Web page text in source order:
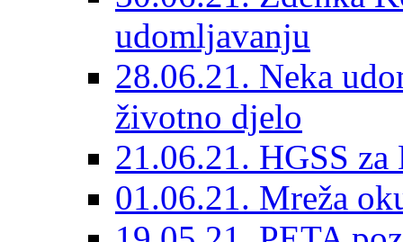
udomljavanju
28.06.21. Neka
životno djelo
21.06.21. HGSS za
01.06.21. Mreža